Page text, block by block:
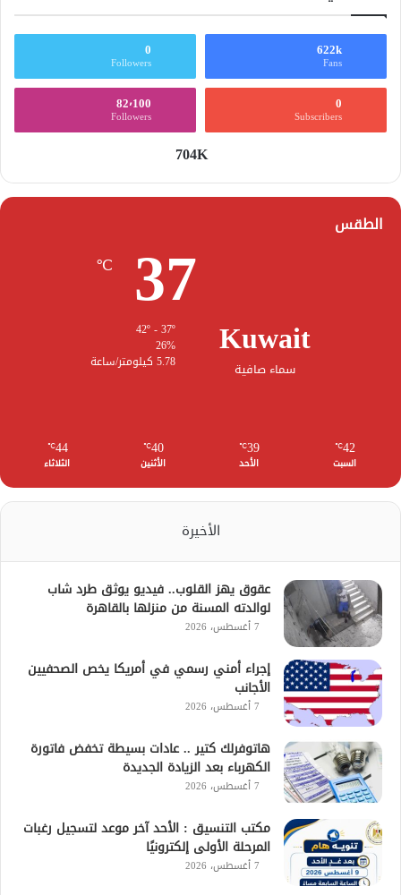
622k
Fans
0
Followers
0
Subscribers
82٬100
Followers
704K
الطقس
Kuwait
سماء صافية
37
℃
26%
5.78 كيلومتر/ساعة
42
℃
السبت
39
℃
الأحد
40
℃
الأثنين
44
℃
الثلاثاء
الأخيرة
عقوق يهز القلوب.. فيديو يوثق طرد شاب
لوالدته المسنة من منزلها بالقاهرة
7 أغسطس، 2026
إجراء أمني رسمي في أمريكا يخص الصحفيين
الأجانب
7 أغسطس، 2026
هاتوفرلك كتير .. عادات بسيطة تخفض فاتورة
الكهرباء بعد الزيادة الجديدة
7 أغسطس، 2026
مكتب التنسيق : الأحد آخر موعد لتسجيل رغبات
المرحلة الأولى إلكترونيًا
7 أغسطس، 2026